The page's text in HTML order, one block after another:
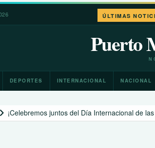
ÚLTIMAS
León XIV
Puerto
DEPORTES INTERNACIONAL NACIONAL
¡Celebremos juntos del Día Internacional de